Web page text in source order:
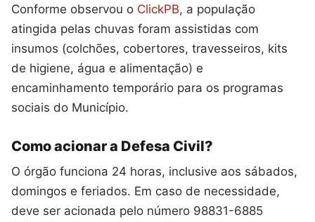
Conforme observou o ClickPB, a população
atingida pelas chuvas foram assistidas com
insumos (colchões, cobertores, travesseiros, kits
de higiene, água e alimentação) e
encaminhamento temporário para os programas
sociais do Município.
Como acionar a Defesa Civil?
O órgão funciona 24 horas, inclusive aos sábados,
domingos e feriados. Em caso de necessidade,
deve ser acionada pelo número 98831-6885